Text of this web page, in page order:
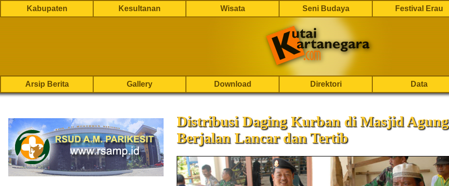
Kabupaten Kesultanan Wisata Seni Budaya Festival Erau
Arsip Berita Gallery Download Direktori Data
Distribusi Daging Kurban di Masjid Agung
Berjalan Lancar dan Tertib